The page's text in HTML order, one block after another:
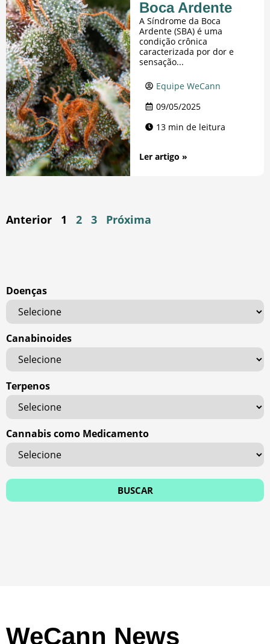
Boca Ardente
A Síndrome da Boca
Ardente (SBA) é uma
condição crônica
caracterizada por dor e
sensação...
Equipe WeCann
09/05/2025
13 min de leitura
Ler artigo »
Anterior 1 2 3 Próxima
Doenças
Canabinoides
Terpenos
Cannabis como Medicamento
WeCann News